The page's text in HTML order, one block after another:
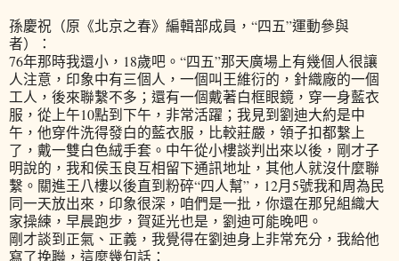
孫慶祝（原《北京之春》編輯部成員，“四五”運動參與
者）：
76年那時我還小，18歲吧。“四五”那天廣場上有幾個人很讓
人注意，印象中有三個人，一個叫王維衍的，針織廠的一個
工人，後來聯繫不多；還有一個戴著白框眼鏡，穿一身藍衣
服，從上午10點到下午，非常活躍；我見到劉迪大約是中
午，他穿件洗得發白的藍衣服，比較莊嚴，領子扣都繫上
了，戴一雙白色絨手套。中午從小樓談判出來以後，剛才子
明說的，我和侯玉良互相留下通訊地址，其他人就沒什麼聯
繫。關進王八樓以後直到粉碎“四人幫”，12月5號我和周為民
同一天放出來，印象很深，咱們是一批，你還在那兒組織大
家操練，早晨跑步，賀延光也是，劉迪可能晚吧。
剛才談到正氣、正義，我覺得在劉迪身上非常充分，我給他
寫了挽聯，這麼幾句話：